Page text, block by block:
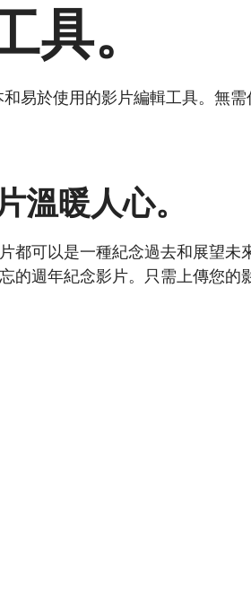
具。
易於使用的影片編輯工具。無需
暖人心。
可以是一種紀念過去和展望
週年紀念影片。只需上傳您